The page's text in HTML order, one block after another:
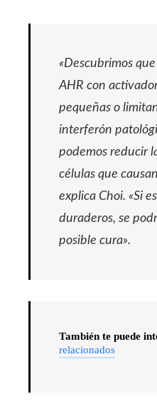
«Descubrimos
AHR con
pequeñas o
interferón
podemos reducir
células que
explica Choi. «Si
duraderos, se
posible cura».
También te puede
relacionados